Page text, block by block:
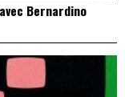
Bernardino